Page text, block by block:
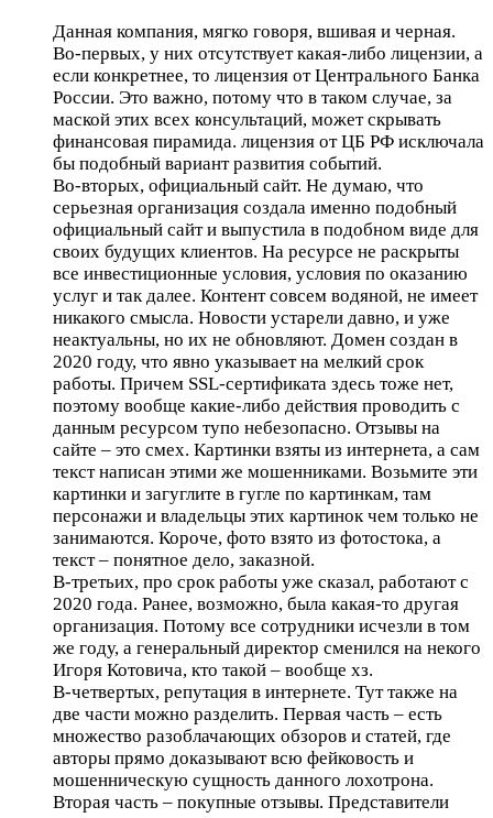
Данная компания, мягко говоря, вшивая и черная.
Во-первых, у них отсутствует какая-либо лицензии, а
если конкретнее, то лицензия от Центрального Банка
России. Это важно, потому что в таком случае, за
маской этих всех консультаций, может скрывать
финансовая пирамида. лицензия от ЦБ РФ исключала
бы подобный вариант развития событий.
Во-вторых, официальный сайт. Не думаю, что
серьезная организация создала именно подобный
официальный сайт и выпустила в подобном виде для
своих будущих клиентов. На ресурсе не раскрыты
все инвестиционные условия, условия по оказанию
услуг и так далее. Контент совсем водяной, не имеет
никакого смысла. Новости устарели давно, и уже
неактуальны, но их не обновляют. Домен создан в
2020 году, что явно указывает на мелкий срок
работы. Причем SSL-сертификата здесь тоже нет,
поэтому вообще какие-либо действия проводить с
данным ресурсом тупо небезопасно. Отзывы на
сайте – это смех. Картинки взяты из интернета, а сам
текст написан этими же мошенниками. Возьмите эти
картинки и загуглите в гугле по картинкам, там
персонажи и владельцы этих картинок чем только не
занимаются. Короче, фото взято из фотостока, а
текст – понятное дело, заказной.
В-третьих, про срок работы уже сказал, работают с
2020 года. Ранее, возможно, была какая-то другая
организация. Потому все сотрудники исчезли в том
же году, а генеральный директор сменился на некого
Игоря Котовича, кто такой – вообще хз.
В-четвертых, репутация в интернете. Тут также на
две части можно разделить. Первая часть – есть
множество разоблачающих обзоров и статей, где
авторы прямо доказывают всю фейковость и
мошенническую сущность данного лохотрона.
Вторая часть – покупные отзывы. Представители